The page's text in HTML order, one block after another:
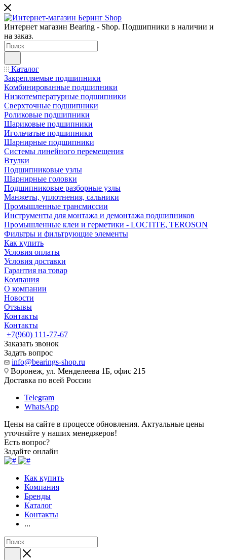
Интернет магазин Bearing - Shop. Подшипники в наличии и
на заказ.
Каталог
Закрепляемые подшипники
Комбинированные подшипники
Низкотемпературные подшипники
Сверхточные подшипники
Роликовые подшипники
Шариковые подшипники
Игольчатые подшипники
Шарнирные подшипники
Системы линейного перемещения
Втулки
Подшипниковые узлы
Шарнирные головки
Подшипниковые разборные узлы
Манжеты, уплотнения, сальники
Промышленные трансмиссии
Инструменты для монтажа и демонтажа подшипников
Промышленные клеи и герметики - LOCTITE, TEROSON
Фильтры и фильтрующие элементы
Как купить
Условия оплаты
Условия доставки
Гарантия на товар
Компания
О компании
Новости
Отзывы
Контакты
Контакты
+7(960) 111-77-67
Заказать звонок
Задать вопрос
info@bearings-shop.ru
Воронеж, ул. Менделеева 1Б, офис 215
Доставка по всей России
Telegram
WhatsApp
Цены на сайте в процессе обновления. Актуальные цены
уточняйте у наших менеджеров!
Есть вопрос?
Задайте онлайн
Как купить
Компания
Бренды
Каталог
Контакты
...